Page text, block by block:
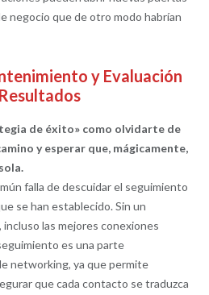
negocio que de otro modo habrían
y Evaluación
de éxito» como olvidarte de
y esperar que, mágicamente,
falla de descuidar el seguimiento
se han establecido. Sin un
las mejores conexiones
es una parte
networking, ya que permite
que cada contacto se traduzca